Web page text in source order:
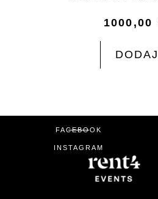
1000,00
DODAJ
FACEBOOK
INSTAGRAM